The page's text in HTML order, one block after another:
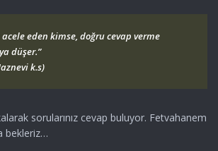
acele eden kimse, doğru cevap verme
düşer.”
k.s)
sorularınız cevap buluyor. Fetvahanem
bekleriz…